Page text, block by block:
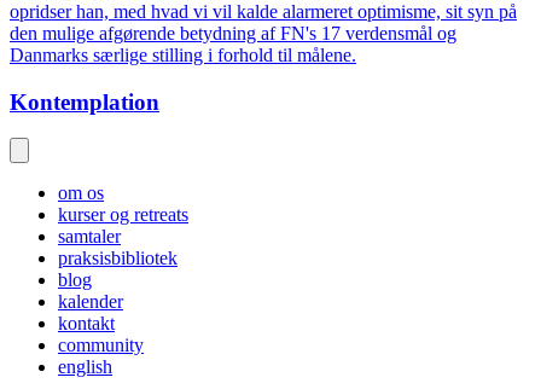
Kontemplation
om os
kurser og retreats
samtaler
praksisbibliotek
blog
kalender
kontakt
community
english